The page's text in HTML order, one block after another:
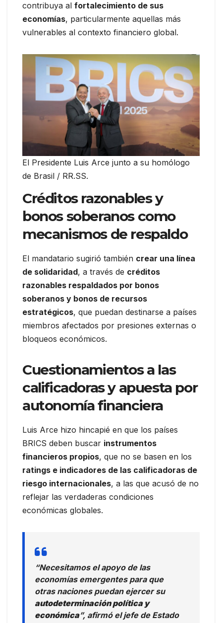
contribuya al fortalecimiento de sus
economías, particularmente aquellas más
vulnerables al contexto financiero global.
El Presidente Luis Arce junto a su homólogo
de Brasil / RR.SS.
Créditos razonables y
bonos soberanos como
mecanismos de respaldo
El mandatario sugirió también crear una línea
de solidaridad, a través de créditos
razonables respaldados por bonos
soberanos y bonos de recursos
estratégicos, que puedan destinarse a países
miembros afectados por presiones externas o
bloqueos económicos.
Cuestionamientos a las
calificadoras y apuesta por
autonomía financiera
Luis Arce hizo hincapié en que los países
BRICS deben buscar instrumentos
financieros propios, que no se basen en los
ratings e indicadores de las calificadoras de
riesgo internacionales, a las que acusó de no
reflejar las verdaderas condiciones
económicas globales.
“Necesitamos el apoyo de las
economías emergentes para que
otras naciones puedan ejercer su
autodeterminación política y
económica”, afirmó el jefe de Estado